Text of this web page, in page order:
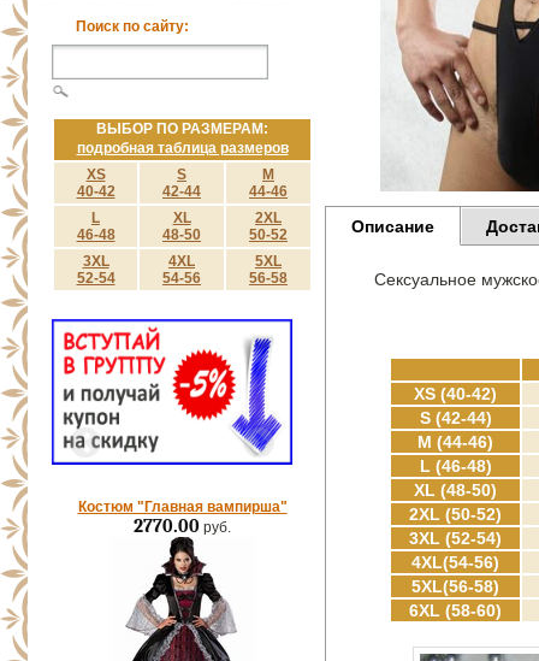
Поиск по сайту:
ВЫБОР ПО РАЗМЕРАМ:
подробная таблица размеров
XS
40-42
S
42-44
M
44-46
L
46-48
XL
48-50
2XL
50-52
3XL
52-54
4XL
54-56
5XL
56-58
Костюм "Главная вампирша"
2770.00 руб.
Описание
Сексуальное
XS (40-42)
S (42-44)
M (44-46)
L (46-48)
XL (48-50)
2XL (50-52)
3XL (52-54)
4XL(54-56)
5XL(56-58)
6XL (58-60)